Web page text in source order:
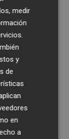
medir
y
de
en
a